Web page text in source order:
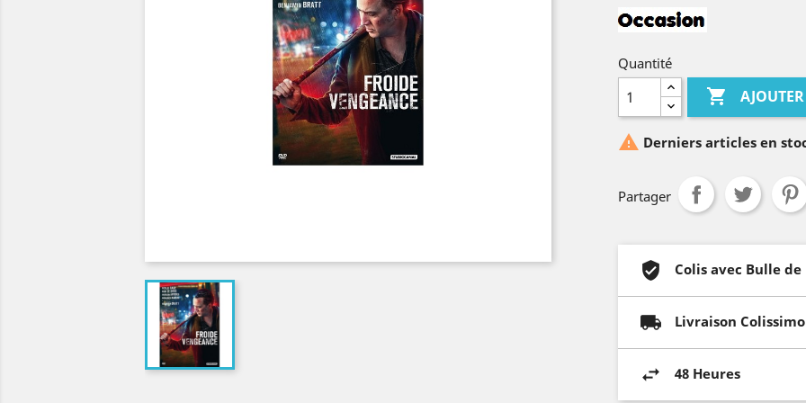
Quantité

 Derniers articles en
Partager
Colis avec Bulle
Livraison Colissimo
48 Heures